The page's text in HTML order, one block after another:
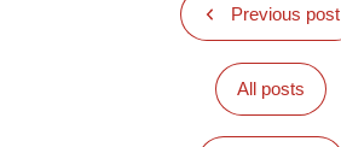
Previous post
All posts